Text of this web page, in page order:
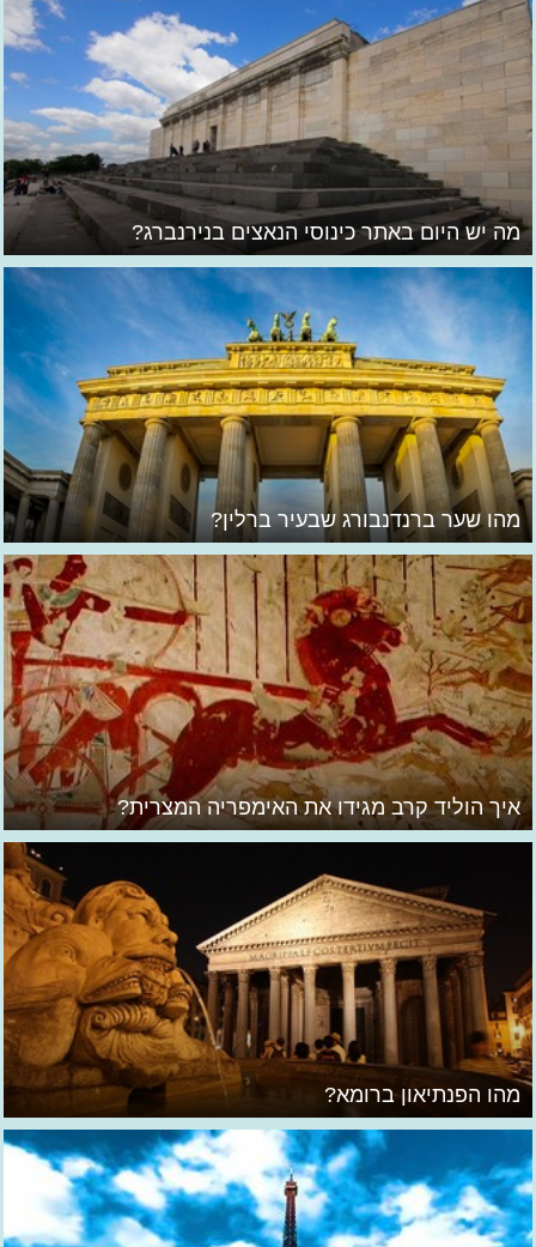
מה יש היום באתר כינוסי הנאצים בנירנברג?
מהו שער ברנדנבורג שבעיר ברלין?
איך הוליד קרב מגידו את האימפריה המצרית?
מהו הפנתיאון ברומא?